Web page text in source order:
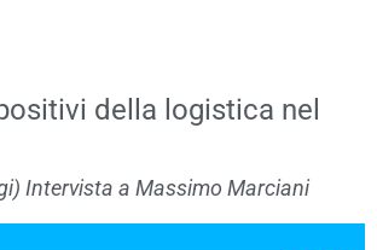
della logistica nel
Intervista a Massimo Marciani